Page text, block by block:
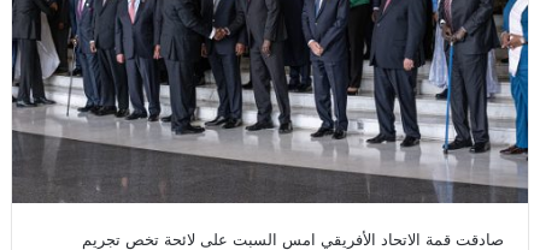
صادقت قمة الاتحاد الأفريقي امس السبت على لائحة تخص تجريم